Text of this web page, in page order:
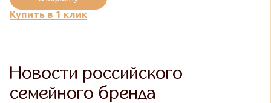
Купить в 1 клик
Новости российского
семейного бренда